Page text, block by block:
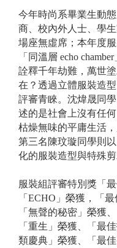
今年時尚系畢業生動
商、校內外人士、學
場座無虛席；本年度
「同溫層 echo
詮釋千年劫難，萬世
在？透過立體服裝造
評審青睞。沈煒晟同
述的是社會上沒有任
枯燥無味的平庸生活
第三名 陳玟璇同學則
化的服裝造型與特殊剪
服裝組評審特別獎「
「ECHO」榮獲，「
「無聲的秘密」榮獲
「重生」榮獲、「最
類慶典」榮獲、「最